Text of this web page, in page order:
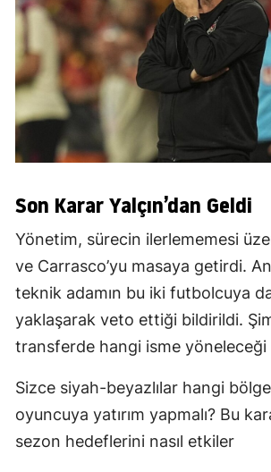
Son Karar Yalçın’dan Geldi
Yönetim, sürecin ilerlememesi
ve Carrasco’yu masaya getirdi.
teknik adamın bu iki futbolcuya
yaklaşarak veto ettiği bildirildi.
transferde hangi isme yöneleceği
Sizce siyah-beyazlılar hangi
oyuncuya yatırım yapmalı? Bu
sezon hedeflerini nasıl etkiler